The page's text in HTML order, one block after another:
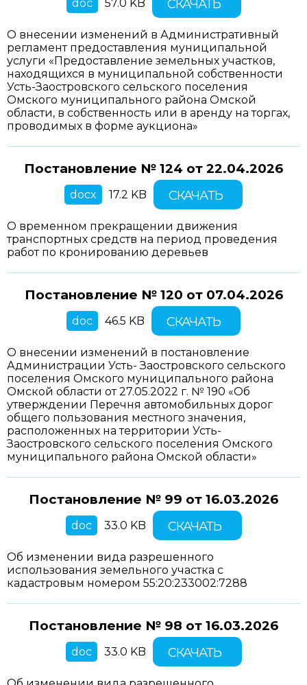
doc 57.0 KB СКАЧАТЬ
О внесении изменений в Административный
регламент предоставления муниципальной
услуги «Предоставление земельных участков,
находящихся в муниципальной собственности
Усть-Заостровского сельского поселения
Омского муниципального района Омской
области, в собственность или в аренду на торгах,
проводимых в форме аукциона»
Постановление № 124 от 22.04.2026
docx 17.2 KB СКАЧАТЬ
О временном прекращении движения
транспортных средств на период проведения
работ по кронированию деревьев
Постановление № 120 от 07.04.2026
doc 46.5 KB СКАЧАТЬ
О внесении изменений в постановление
Администрации Усть- Заостровского сельского
поселения Омского муниципального района
Омской области от 27.05.2022 г. № 190 «Об
утверждении Перечня автомобильных дорог
общего пользования местного значения,
расположенных на территории Усть-
Заостровского сельского поселения Омского
муниципального района Омской области»
Постановление № 99 от 16.03.2026
doc 33.0 KB СКАЧАТЬ
Об изменении вида разрешенного
использования земельного участка с
кадастровым номером 55:20:233002:7288
Постановление № 98 от 16.03.2026
doc 33.0 KB СКАЧАТЬ